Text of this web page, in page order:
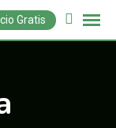
Gratis